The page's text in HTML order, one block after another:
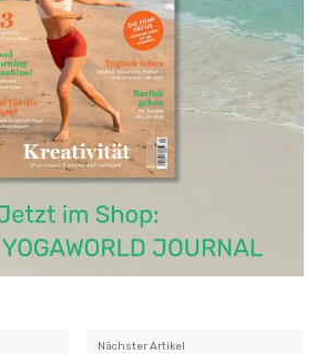
Nächster Artikel